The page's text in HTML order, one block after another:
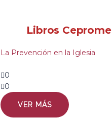
Libros Ceprome
La Prevención en la Iglesia
0
0
VER MÁS